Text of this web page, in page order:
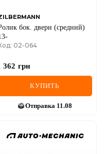
бок. двери (средний)
02-064
362 грн
КУПИТЬ
Отправка 11.08